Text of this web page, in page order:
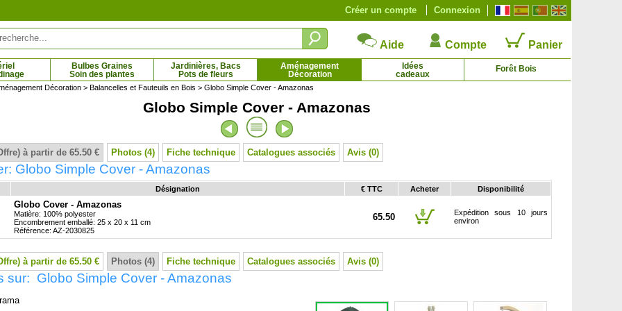
Connexion
Créer un compte
Aide Compte Panier
Bulbes Graines
Soin des plantes
Jardinières, Bacs
Pots de fleurs
Aménagement
Décoration
Idées
cadeaux
Forêt Bois
Bruyère d'hiver rose
Décoration > Balancelles et Fauteuils en Bois > Globo Simple Cover - Amazonas
Globo Simple Cover - Amazonas
à partir de 65.50 € Photos (4) Fiche technique Catalogues associés Avis (0)
Globo Simple Cover - Amazonas
Désignation € TTC Acheter Disponibilité
Globo Cover - Amazonas
Matière: 100% polyester
Encombrement emballé: 25 x 20 x 11 cm
Référence: AZ-2030825
65.50
Expédition sous 10 jours
environ
à partir de 65.50 € Photos (4) Fiche technique Catalogues associés Avis (0)
sur: Globo Simple Cover - Amazonas